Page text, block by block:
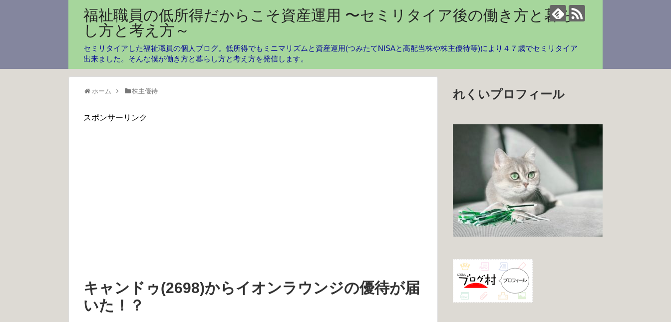
福祉職員の低所得だからこそ資産運用 〜セミリタイア後の働き方と暮ら
し方と考え方～
セミリタイアした福祉職員の個人ブログ。低所得でもミニマリズムと資産運用(つみたてNISAと高配当株や株主優待等)により４７歳でセミリタイア
出来ました。そんな僕が働き方と暮らし方と考え方を発信します。
ホーム 株主優待
スポンサーリンク
キャンドゥ(2698)からイオンラウンジの優待が届
いた！？
れくいプロフィール